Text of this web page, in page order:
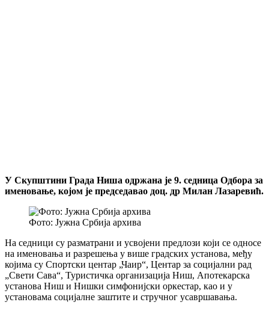
У Скупштини Града Ниша одржана је 9. седница Одбора за
именовање, којом је председавао доц. др Милан Лазаревић.
Фото: Јужна Србија архива
На седници су разматрани и усвојени предлози који се односе
на именовања и разрешења у више градских установа, међу
којима су Спортски центар „Чаир“, Центар за социјални рад
„Свети Сава“, Туристичка организација Ниш, Апотекарска
установа Ниш и Нишки симфонијски оркестар, као и у
установама социјалне заштите и стручног усавршавања.